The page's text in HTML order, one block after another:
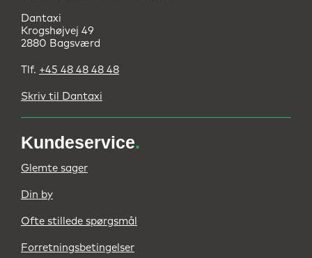
Dantaxi
Krogshøjvej 49
2880 Bagsværd
Tlf. +45 48 48 48 48
Skriv til Dantaxi
Kundeservice.
Glemte sager
Din by
Ofte stillede spørgsmål
Forretningsbetingelser